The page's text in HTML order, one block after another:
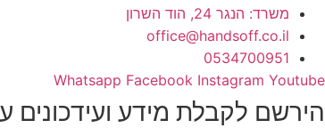
משרד: הנגר 24, הוד השרון
office@handsoff.co.il
0534700951
Whatsapp Facebook Instagram Youtube
הירשם לקבלת מידע